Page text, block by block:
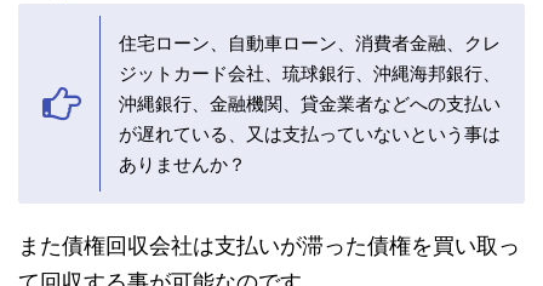
住宅ローン、自動車ローン、消費者金融、クレ
ジットカード会社、琉球銀行、沖縄海邦銀行、
沖縄銀行、金融機関、貸金業者などへの支払い
が遅れている、又は支払っていないという事は
ありませんか？
また債権回収会社は支払いが滞った債権を買い取っ